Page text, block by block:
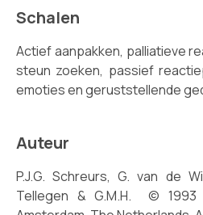
Schalen
Actief aanpakken, palliatieve
steun zoeken, passief
emoties en geruststellende
Auteur
P.J.G. Schreurs, G. van de
Tellegen & G.M.H. © 1993